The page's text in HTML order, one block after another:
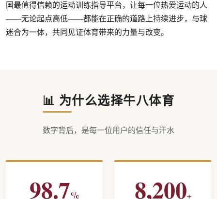
国最值得信赖的运动训练指导平台，让每一位热爱运动的人
——无论起点高低——都能在正确的道路上持续进步，与球
迷合为一体，共同见证体育带来的力量与改变。
📊 为什么选择牛八体育
数字背后，是每一位用户的信任与汗水
98.7% 8,200+